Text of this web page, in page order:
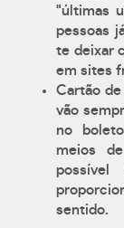
"últimas
pessoas
te deixar
em sites
Cartão
vão
no
meios
sentido.